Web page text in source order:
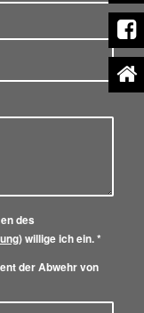
des
) willige ich ein.*
der Abwehr von